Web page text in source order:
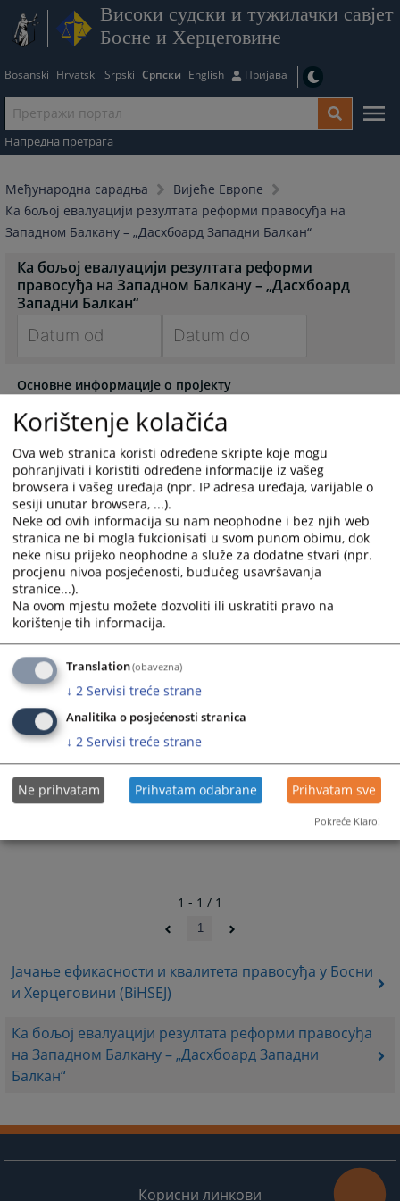
Високи судски и тужилачки савјет
Босне и Херцеговине
Bosanski Hrvatski Srpski Српски English Пријава
Напредна претрага
Међународна сарадња
Вијеће Европе
Ка бољој евалуацији резултата реформи правосуђа на
Западном Балкану – „Дасхбоард Западни Балкан“
Јачање ефикасности и квалитета правосуђа у Босни
и Херцеговини (BiHSEJ)
Ка бољој евалуацији резултата реформи правосуђа
на Западном Балкану – „Дасхбоард Западни
Балкан“
Ка бољој евалуацији резултата реформи
правосуђа на Западном Балкану – „Дасхбоард
Западни Балкан“
forward
interact
with
the
calendar
and
select
a
date.
Press
the
question
mark
key
to
the
keyboard
shortcuts
for
changing
forward
interact
with
the
calendar
and
select
a
date.
Press
the
question
mark
key
get
the
keyboard
shortcuts
for
changing
Основне информације о пројекту
1 - 1 / 1
1
Корисни линкови
Korištenje kolačića
Ova web stranica koristi određene skripte koje mogu
pohranjivati i koristiti određene informacije iz vašeg
browsera i vašeg uređaja (npr. IP adresa uređaja, varijable o
sesiji unutar browsera, ...).
Neke od ovih informacija su nam neophodne i bez njih web
stranica ne bi mogla fukcionisati u svom punom obimu, dok
neke nisu prijeko neophodne a služe za dodatne stvari (npr.
procjenu nivoa posjećenosti, budućeg usavršavanja
stranice...).
Na ovom mjestu možete dozvoliti ili uskratiti pravo na
korištenje tih informacija.
Translation(obavezna)
↓ 2 Servisi treće strane
Analitika o posjećenosti stranica
↓ 2 Servisi treće strane
Ne prihvatam Prihvatam odabrane Prihvatam sve
Pokreće Klaro!